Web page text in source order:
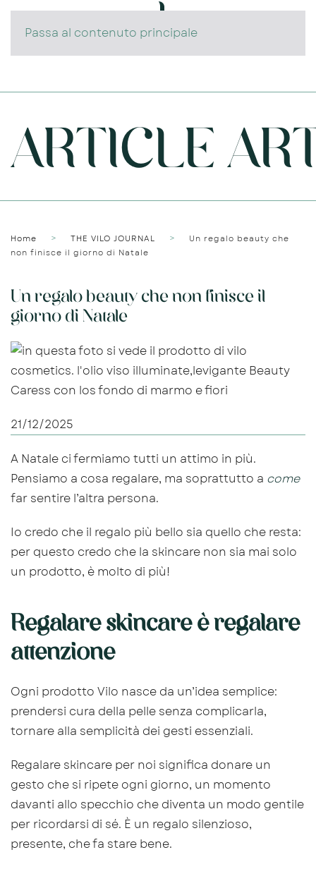
Passa al contenuto principale
Home THE VILO JOURNAL
Un regalo beauty che
non finisce il giorno di Natale
Un regalo beauty che non finisce il
giorno di Natale
21/12/2025
A Natale ci fermiamo tutti un attimo in più.
Pensiamo a cosa regalare, ma soprattutto a come
far sentire l’altra persona.
Io credo che il regalo più bello sia quello che resta:
per questo credo che la skincare non sia mai solo
un prodotto, è molto di più!
Regalare skincare è regalare
attenzione
Ogni prodotto Vilo nasce da un’idea semplice:
prendersi cura della pelle senza complicarla,
tornare alla semplicità dei gesti essenziali.
Regalare skincare per noi significa donare un
gesto che si ripete ogni giorno, un momento
davanti allo specchio che diventa un modo gentile
per ricordarsi di sé. È un regalo silenzioso,
presente, che fa stare bene.